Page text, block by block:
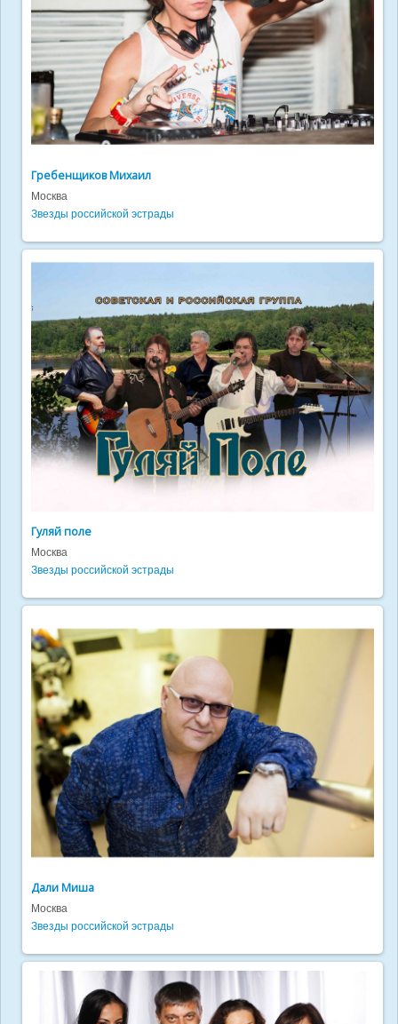
Гребенщиков Михаил
Москва
Звезды российской эстрады
Гуляй поле
Москва
Звезды российской эстрады
Дали Миша
Москва
Звезды российской эстрады